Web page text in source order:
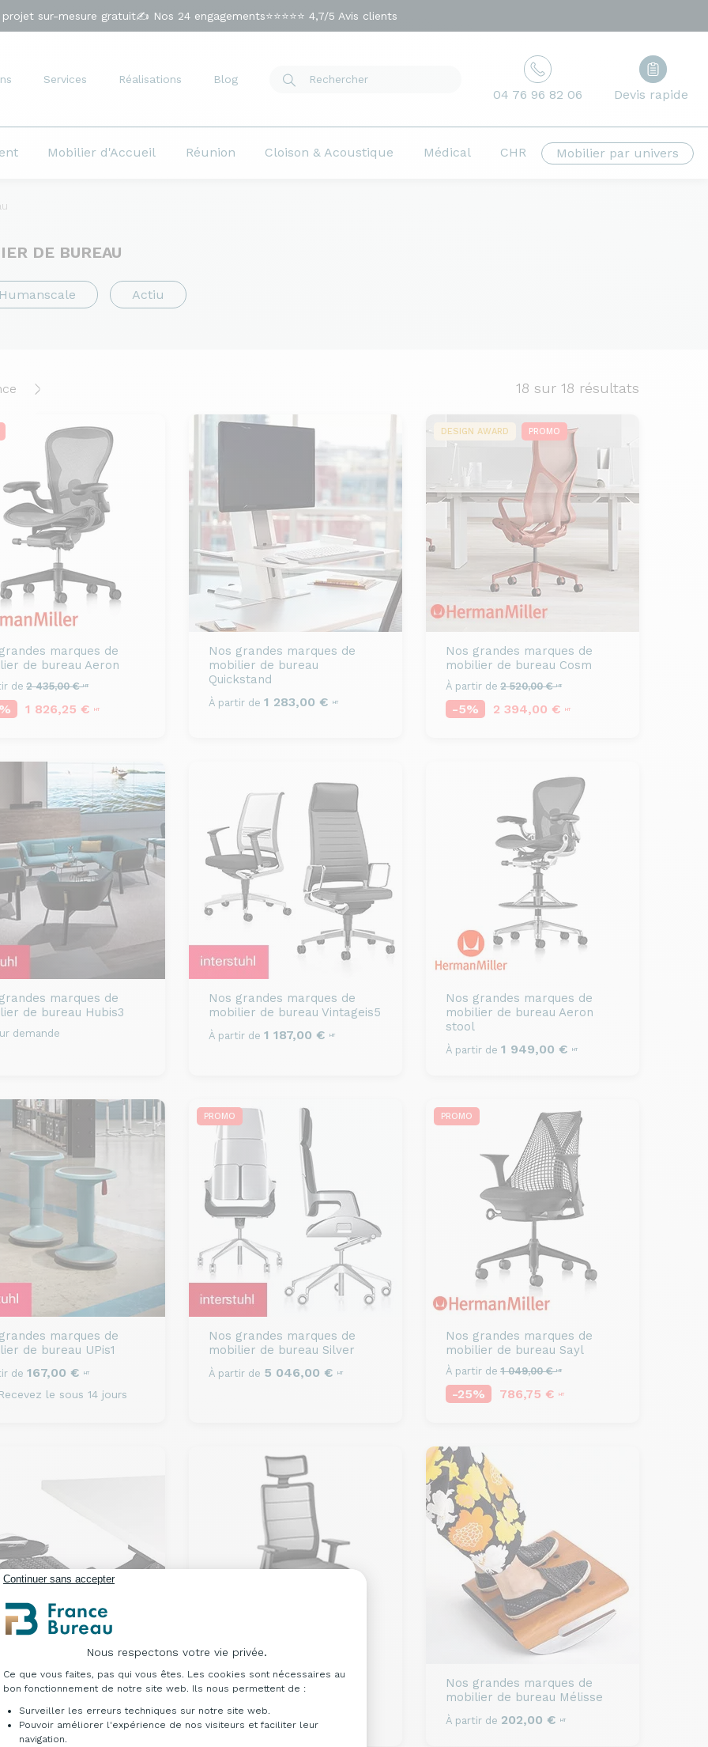
Continuer sans accepter
Nous respectons votre vie privée.
Plateforme de Gestion du Consentement : Personnalisez vos Options
Ce que vous faites, pas qui vous êtes. Les cookies sont nécessaires au
bon fonctionnement de notre site web. Ils nous permettent de :
Surveiller les erreurs techniques sur notre site web.
Pouvoir améliorer l'expérience de nos visiteurs et faciliter leur
navigation.
projet sur-mesure gratuit✍️ Nos 24 engagements⭐⭐⭐⭐⭐ 4,7/5 Avis clients
Services Réalisations Blog
04 76 96 82 06 Devis rapide
Mobilier d'Accueil Réunion Cloison & Acoustique Médical CHR Mobilier par univers
DE BUREAU
Actiu
18 sur 18 résultats
marques de
de bureau Aeron
de 2 435,00 €HT
1 826,25 € HT
Nos grandes marques de
mobilier de bureau
Quickstand
À partir de 1 283,00 € HT
DESIGN AWARD PROMO
Nos grandes marques de
mobilier de bureau Cosm
À partir de 2 520,00 €HT
-5% 2 394,00 € HT
marques de
de bureau Hubis3
demande
Nos grandes marques de
mobilier de bureau Vintageis5
À partir de 1 187,00 € HT
Nos grandes marques de
mobilier de bureau Aeron
stool
À partir de 1 949,00 € HT
marques de
de bureau UPis1
de 167,00 € HT
le sous 14 jours
PROMO
Nos grandes marques de
mobilier de bureau Silver
À partir de 5 046,00 € HT
PROMO
Nos grandes marques de
mobilier de bureau Sayl
À partir de 1 049,00 €HT
-25% 786,75 € HT
marques de
de 504,00 €
Nos grandes marques de
mobilier de bureau
À partir de 1 340,00 €
Nos grandes marques de
mobilier de bureau Mélisse
À partir de 202,00 € HT